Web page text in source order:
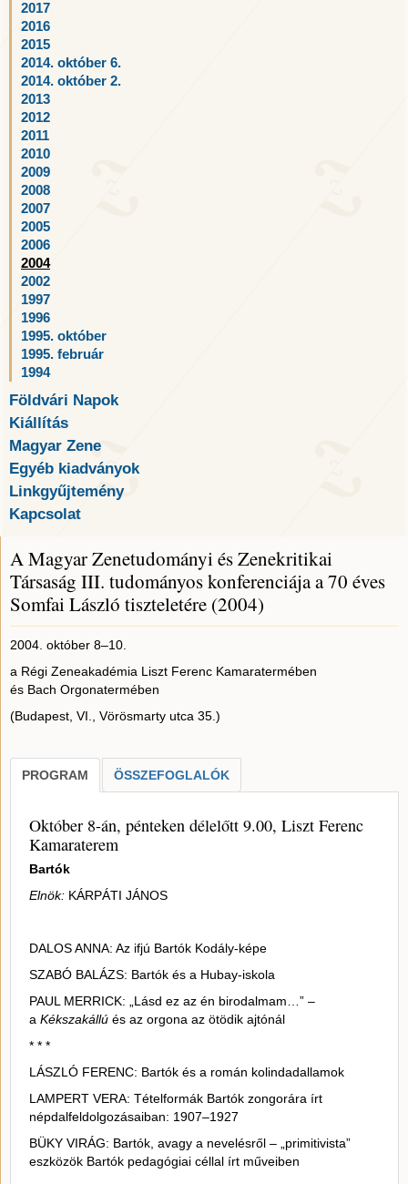
2017
2016
2015
2014. október 6.
2014. október 2.
2013
2012
2011
2010
2009
2008
2007
2005
2006
2004
2002
1997
1996
1995. október
1995. február
1994
Földvári Napok
Kiállítás
Magyar Zene
Egyéb kiadványok
Linkgyűjtemény
Kapcsolat
A Magyar Zenetudományi és Zenekritikai
Társaság III. tudományos konferenciája a 70 éves
Somfai László tiszteletére (2004)
2004. október 8–10.
a Régi Zeneakadémia Liszt Ferenc Kamaratermében
és Bach Orgonatermében
(Budapest, VI., Vörösmarty utca 35.)
PROGRAM ÖSSZEFOGLALÓK
Október 8-án, pénteken délelőtt 9.00, Liszt Ferenc
Kamaraterem
Bartók
Elnök: KÁRPÁTI JÁNOS
DALOS ANNA: Az ifjú Bartók Kodály-képe
SZABÓ BALÁZS: Bartók és a Hubay-iskola
PAUL MERRICK: „Lásd ez az én birodalmam…” –
a Kékszakállú és az orgona az ötödik ajtónál
* * *
LÁSZLÓ FERENC: Bartók és a román kolindadallamok
LAMPERT VERA: Tételformák Bartók zongorára írt
népdalfeldolgozásaiban: 1907–1927
BÜKY VIRÁG: Bartók, avagy a nevelésről – „primitivista”
eszközök Bartók pedagógiai céllal írt műveiben